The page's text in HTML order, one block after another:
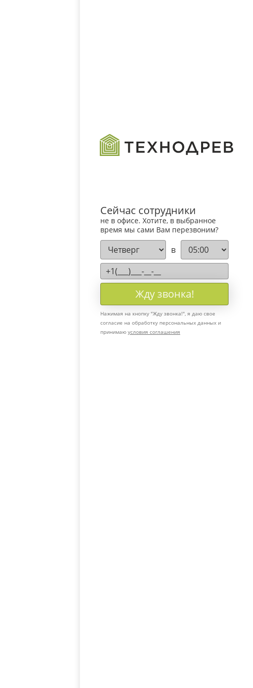
Сейчас сотрудники
не в офисе. Хотите, в выбранное
время мы сами Вам перезвоним?
в
Жду звонка!
Нажимая на кнопку "Жду звонка!", я даю свое
согласие на обработку персональных данных и
принимаю условия соглашения